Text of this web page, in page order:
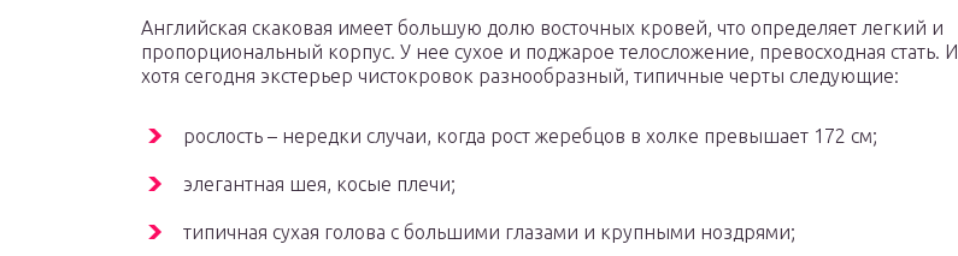
Английская скаковая имеет большую долю восточных кровей, что определяет легкий и
пропорциональный корпус. У нее сухое и поджарое телосложение, превосходная стать. И
хотя сегодня экстерьер чистокровок разнообразный, типичные черты следующие:
рослость – нередки случаи, когда рост жеребцов в холке превышает 172 см;
элегантная шея, косые плечи;
типичная сухая голова с большими глазами и крупными ноздрями;